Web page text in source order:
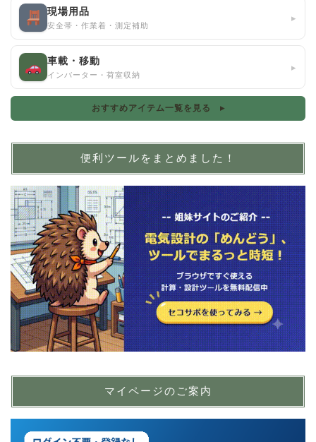
現場用品
安全帯・作業着・測定補助
▸
車載・移動
インバーター・荷室収納
▸
おすすめアイテム一覧を見る ▸
便利ツールをまとめました！
マイページのご案内